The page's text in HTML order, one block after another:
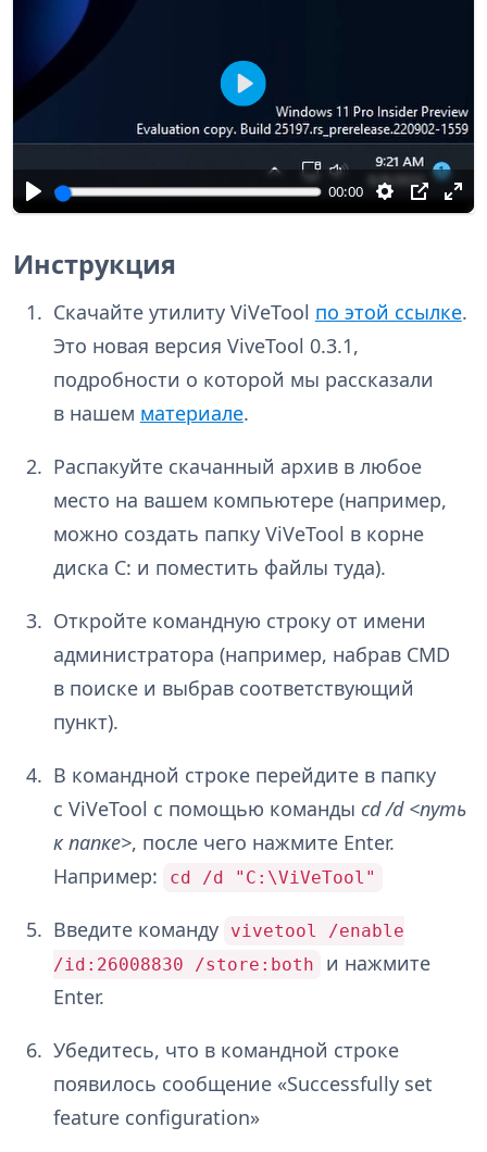
00:00
В
о
в
с
т
Инструкция
Скачайте утилиту ViVeTool по этой ссылке.
Это новая версия ViveTool 0.3.1,
подробности о которой мы рассказали
в нашем материале.
Распакуйте скачанный архив в любое
место на вашем компьютере (например,
можно создать папку ViVeTool в корне
диска C: и поместить файлы туда).
Откройте командную строку от имени
администратора (например, набрав CMD
в поиске и выбрав соответствующий
пункт).
В командной строке перейдите в папку
с ViVeTool с помощью команды cd /d <путь
к папке>, после чего нажмите Enter.
Например:
cd /d "C:\ViVeTool"
Введите команду
vivetool /enable
/id:26008830 /store:both
и нажмите
Enter.
Убедитесь, что в командной строке
появилось сообщение «Successfully set
feature configuration»